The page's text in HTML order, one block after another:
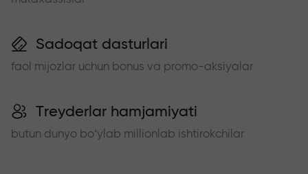
Sadoqat dasturlari
faol mijozlar uchun bonus va promo-aksiyalar
Treyderlar hamjamiyati
butun dunyo bo‘ylab millionlab ishtirokchilar